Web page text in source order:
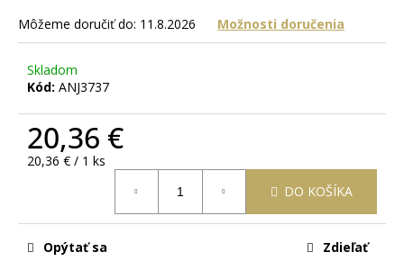
Môžeme doručiť do: 11.8.2026 Možnosti doručenia
Skladom
Kód: ANJ3737
20,36 €
Jednotková
20,36 € / 1 ks
DO KOŠÍKA
Opýtať sa Zdieľať
m
e
OCEĽOVÁ
RETIAZKA
PRÍVESKOM
KRÍŽ
TOMTO
SI